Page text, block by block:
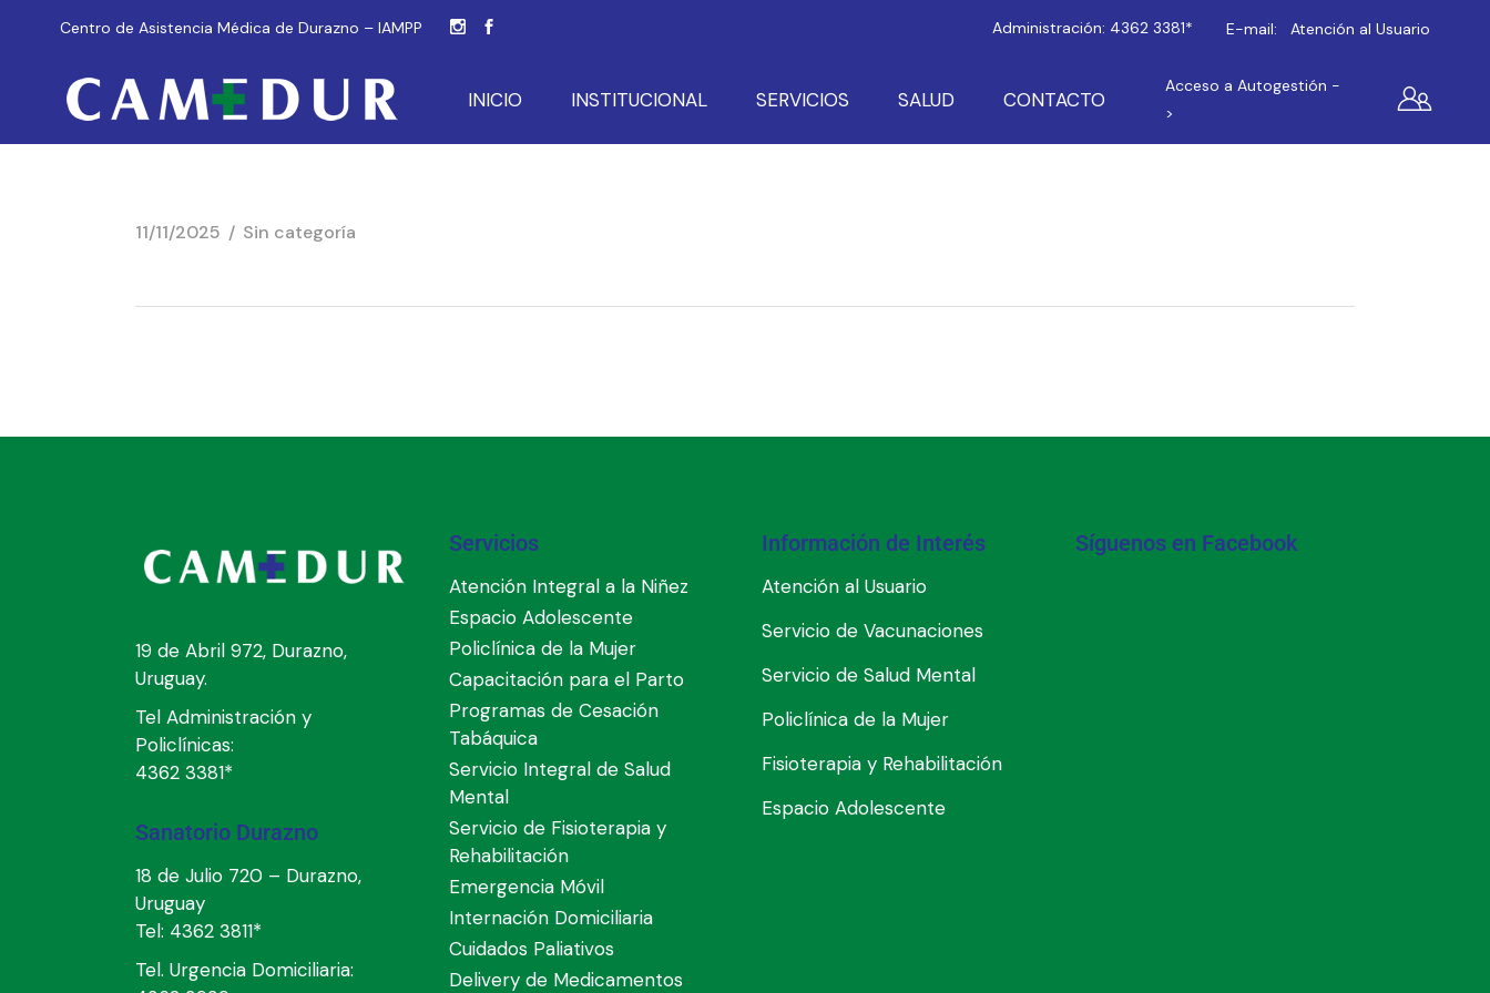
Centro de Asistencia Médica de Durazno – IAMPP Administración: 4362 3381* E-mail: Atención al Usuario
INICIO INSTITUCIONAL SERVICIOS SALUD CONTACTO
Acceso a Autogestión -
>
11/11/2025 Sin categoría
19 de Abril 972, Durazno,
Uruguay.
Tel Administración y
Policlínicas:
4362 3381*
Sanatorio Durazno
18 de Julio 720 – Durazno,
Uruguay
Tel: 4362 3811*
Tel. Urgencia Domiciliaria:
Servicios
Atención Integral a la Niñez
Espacio Adolescente
Policlínica de la Mujer
Capacitación para el Parto
Programas de Cesación
Tabáquica
Servicio Integral de Salud
Mental
Servicio de Fisioterapia y
Rehabilitación
Emergencia Móvil
Internación Domiciliaria
Cuidados Paliativos
Delivery de Medicamentos
Información de Interés
Atención al Usuario
Servicio de Vacunaciones
Servicio de Salud Mental
Policlínica de la Mujer
Fisioterapia y Rehabilitación
Espacio Adolescente
Síguenos en Facebook